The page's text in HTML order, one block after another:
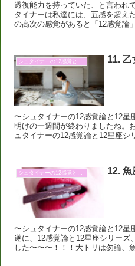
透視能力を持っていた、と言われ
タイナーは私達には、五感を超え
の高次の感覚があると「12感覚論
の感覚は大きく３つのグループ
11. 乙
〜シュタイナーの12感覚論と12星
明けの一週間が終わりましたね。
ュタイナーの12感覚論と12星座シ
日は乙女座になりますが、乙女座
シュタイナーの12感覚と12星座 12. 魚
〜シュタイナーの12感覚論と12星
遂に、12感覚論と12星座シリーズ
した〜〜〜！！！大トリは勿論、
「味覚」です。牡羊座から始ま